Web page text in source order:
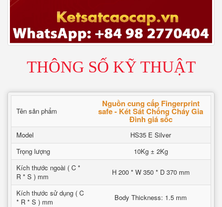
THÔNG SỐ KỸ THUẬT
Tên sản phẩm
Nguồn cung cấp Fingerprint
safe - Két Sát Chống Cháy Gia
Đình giá sốc
Model
HS35 E Silver
Trọng lượng
10Kg ± 2Kg
Kích thước ngoài ( C *
R * S ) mm
H 200 * W 350 * D 370 mm
Kích thước sử dụng ( C
* R * S ) mm
Body Thickness: 1.5 mm